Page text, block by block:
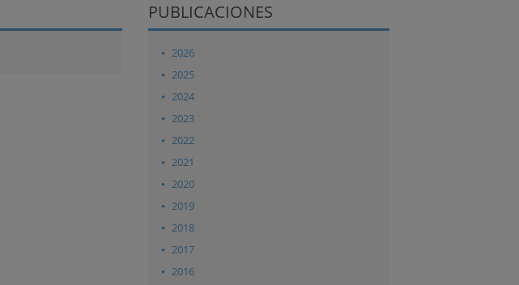
PUBLICACIONES
2026
2025
2024
2023
2022
2021
2020
2019
2018
2017
2016